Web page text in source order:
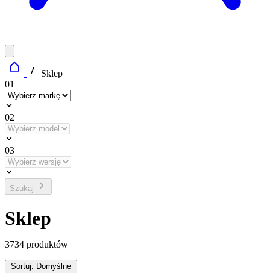
Sklep
01
02
03
Szukaj
Sklep
3734 produktów
Sortuj: Domyślne